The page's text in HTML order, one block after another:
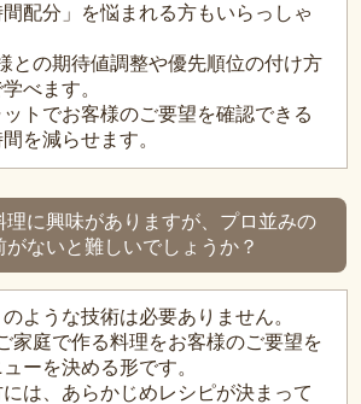
配分」を悩まれる方もいらっしゃ
との期待値調整や優先順位の付け方
べます。
トでお客様のご要望を確認できる
を減らせます。
理に興味がありますが、プロ並みの
がないと難しいでしょうか？
のような技術は必要ありません。
家庭で作る料理をお客様のご要望を
ーを決める形です。
は、あらかじめレシピが決まって